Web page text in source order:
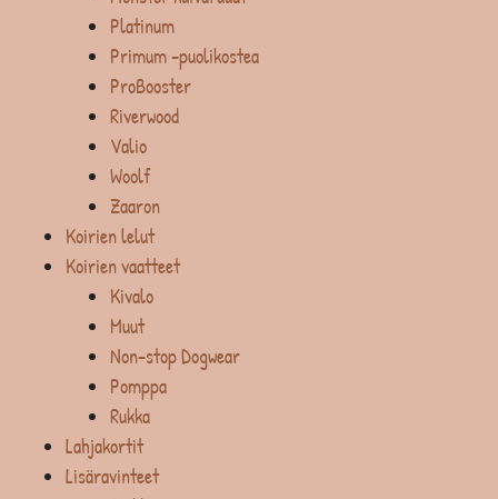
Platinum
Primum -puolikostea
ProBooster
Riverwood
Valio
Woolf
Zaaron
Koirien lelut
Koirien vaatteet
Kivalo
Muut
Non-stop Dogwear
Pomppa
Rukka
Lahjakortit
Lisäravinteet